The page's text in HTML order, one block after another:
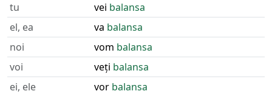
tu
vei balansa
el, ea
va balansa
noi
vom balansa
voi
veți balansa
ei, ele
vor balansa